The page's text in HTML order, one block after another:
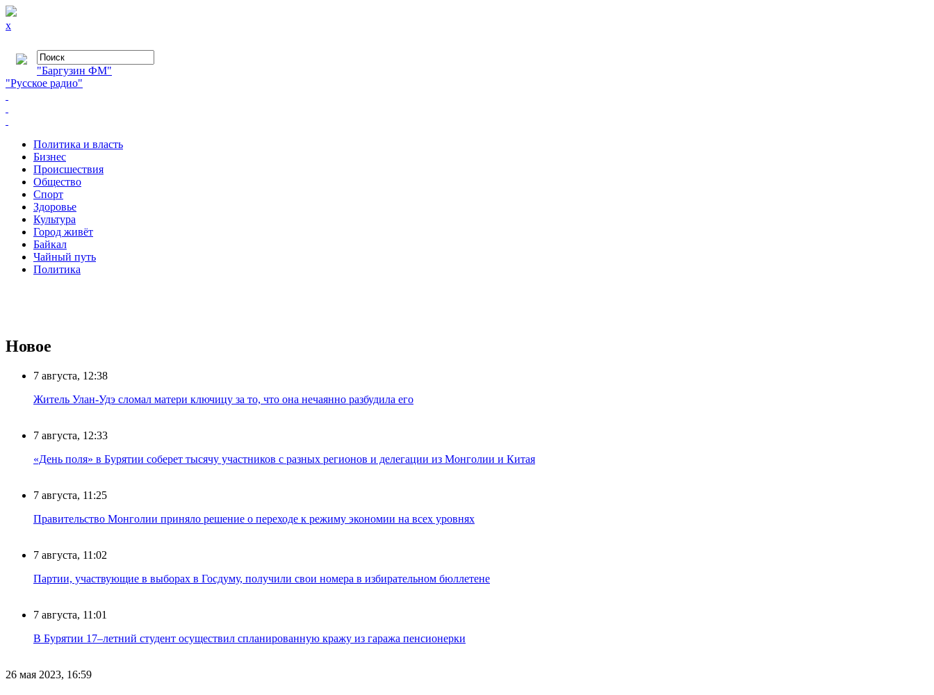
x
"Баргузин ФМ"
"Русское радио"
Политика и власть
Бизнес
Происшествия
Общество
Cпорт
Здоровье
Культура
Город живёт
Байкал
Чайный путь
Политика
Новое
7 августа, 12:38
Житель Улан-Удэ сломал матери ключицу за то, что она нечаянно разбудила его
7 августа, 12:33
«День поля» в Бурятии соберет тысячу участников с разных регионов и делегации из Монголии и Китая
7 августа, 11:25
Правительство Монголии приняло решение о переходе к режиму экономии на всех уровнях
7 августа, 11:02
Партии, участвующие в выборах в Госдуму, получили свои номера в избирательном бюллетене
7 августа, 11:01
В Бурятии 17–летний студент осуществил спланированную кражу из гаража пенсионерки
26 мая 2023, 16:59